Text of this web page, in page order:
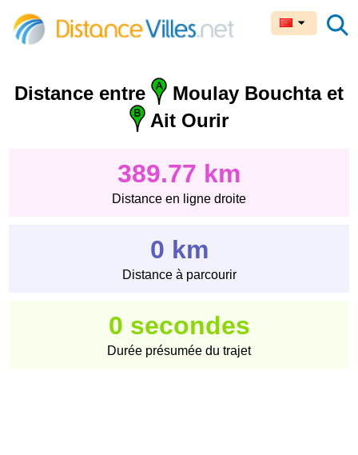
Distance entre
Moulay Bouchta et
Ait Ourir
389.77 km
Distance en ligne droite
0 km
Distance à parcourir
0 secondes
Durée présumée du trajet